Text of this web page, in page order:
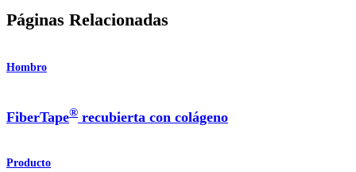
Páginas Relacionadas
Hombro
FiberTape® recubierta con colágeno
Producto